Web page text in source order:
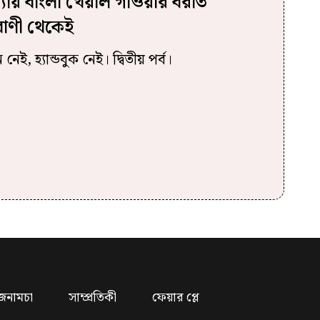
থেকেই
হ্যান্ডবুক নেই। দ্বিতীয় পর্ব।
সাম্প্রতিকী ফেয়ার প্লে